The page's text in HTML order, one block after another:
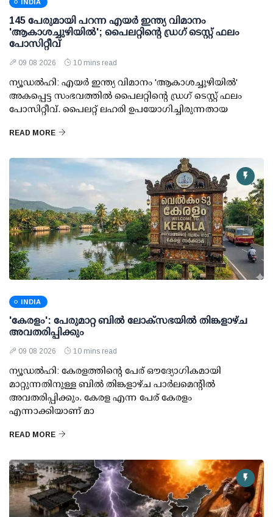
INDIA
145 പേരുമായി പറന്ന എയര്‍ ഇന്ത്യ വിമാനം
'ആകാശച്ചുഴിയില്‍'; പൈലറ്റിന്റെ ഡ്രഗ് ടെസ്റ്റ് ഫലം
പോസിറ്റീവ്
09 08 2026 10 mins read
ന്യൂഡല്‍ഹി: എയര്‍ ഇന്ത്യ വിമാനം 'ആകാശച്ചുഴിയില്‍'
അകപ്പെട്ട സംഭവത്തില്‍ പൈലറ്റിന്റെ ഡ്രഗ് ടെസ്റ്റ് ഫലം
പോസിറ്റീവ്. പൈലറ്റ് ലഹരി ഉപയോഗിച്ചിരുന്നതായ
READ MORE
INDIA
'കേരളം': പേരുമാറ്റ ബില്‍ ലോക്സഭയില്‍ തിങ്കളാഴ്ച
അവതരിപ്പിക്കും
09 08 2026 10 mins read
ന്യൂഡല്‍ഹി: കേരളത്തിന്റെ പേര് ഔദ്യോഗികമായി
മാറ്റുന്നതിനുള്ള ബില്‍ തിങ്കളാഴ്ച പാര്‍ലമെന്റില്‍
അവതരിപ്പിക്കും. കേരള എന്ന പേര് കേരളം
എന്നാക്കിയാണ് മാ
READ MORE